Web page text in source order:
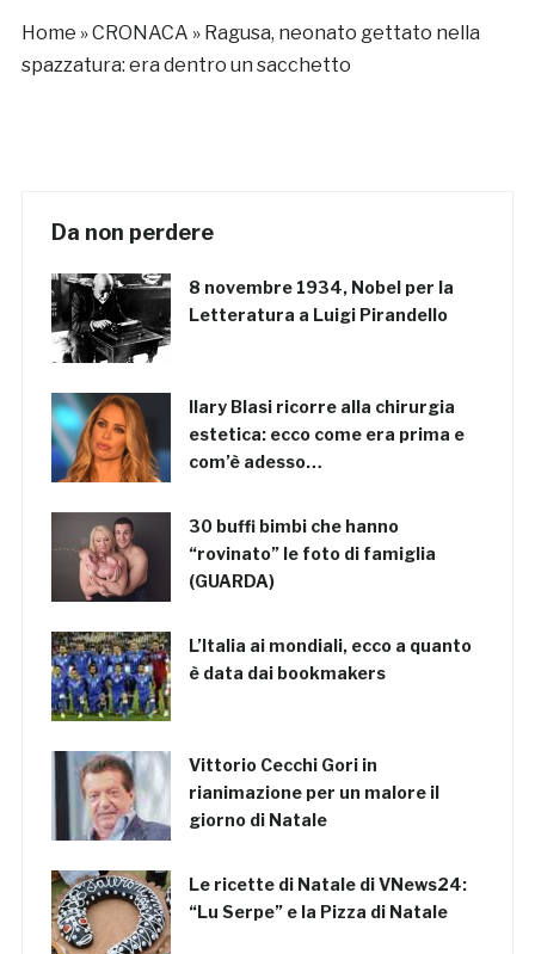
Home »CRONACA » Ragusa, neonato gettato nella
spazzatura: era dentro un sacchetto
Da non perdere
8 novembre 1934, Nobel per la
Letteratura a Luigi Pirandello
Ilary Blasi ricorre alla chirurgia
estetica: ecco come era prima e
com’è adesso…
30 buffi bimbi che hanno
“rovinato” le foto di famiglia
(GUARDA)
L’Italia ai mondiali, ecco a quanto
è data dai bookmakers
Vittorio Cecchi Gori in
rianimazione per un malore il
giorno di Natale
Le ricette di Natale di VNews24:
“Lu Serpe” e la Pizza di Natale